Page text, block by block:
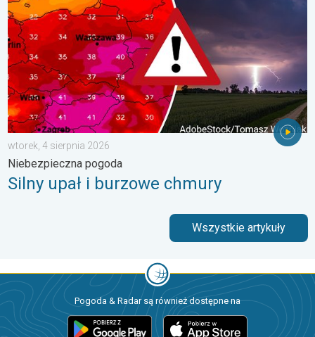
wtorek, 4 sierpnia 2026
Niebezpieczna pogoda
Silny upał i burzowe chmury
Wszystkie artykuły
Pogoda & Radar są również dostępne na